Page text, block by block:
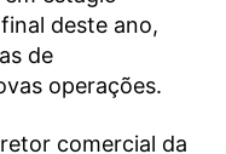
deste ano,
de
operações.
comercial da